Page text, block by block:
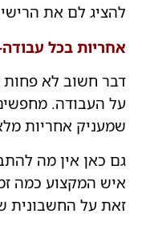
להציג לם את
אחריות בכל
דבר חשוב לא
על העבודה.
שמעניק אחריות
גם כאן אין מה
איש המקצוע כמה
זאת על החשבונית